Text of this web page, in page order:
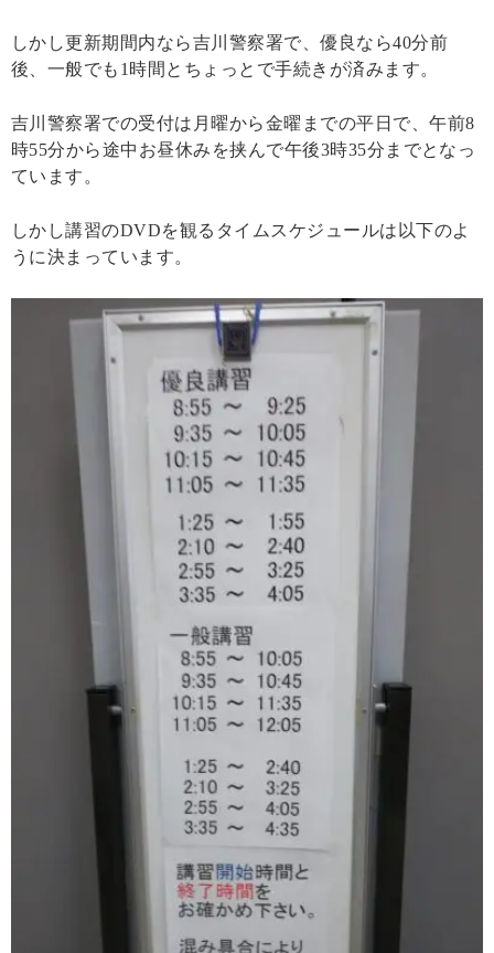
しかし更新期間内なら吉川警察署で、優良なら40分前
後、一般でも1時間とちょっとで手続きが済みます。
吉川警察署での受付は月曜から金曜までの平日で、午前8
時55分から途中お昼休みを挟んで午後3時35分までとなっ
ています。
しかし講習のDVDを観るタイムスケジュールは以下のよ
うに決まっています。